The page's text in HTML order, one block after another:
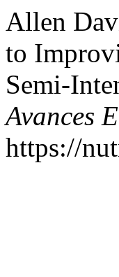
Allen
to
Semi-
Avances
https://